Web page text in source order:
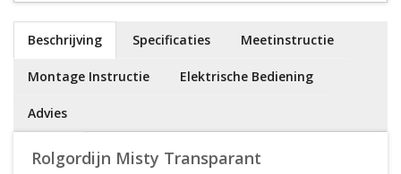
Beschrijving Specificaties Meetinstructie
Montage Instructie Elektrische Bediening
Advies
Rolgordijn Misty Transparant